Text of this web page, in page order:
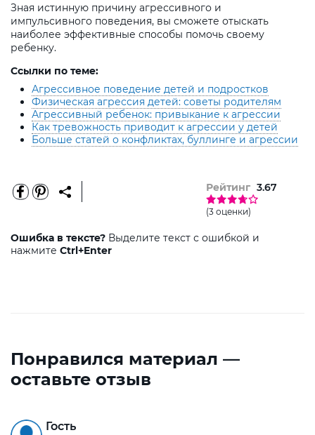
Зная истинную причину агрессивного и
импульсивного поведения, вы сможете отыскать
наиболее эффективные способы помочь своему
ребенку.
Ссылки по теме:
Агрессивное поведение детей и подростков
Физическая агрессия детей: советы родителям
Агрессивный ребенок: привыкание к агрессии
Как тревожность приводит к агрессии у детей
Больше статей о конфликтах, буллинге и агрессии
Рейтинг 3.67
(3 оценки)
Ошибка в тексте? Выделите текст с ошибкой и
нажмите Ctrl+Enter
Понравился материал —
оставьте отзыв
Гость